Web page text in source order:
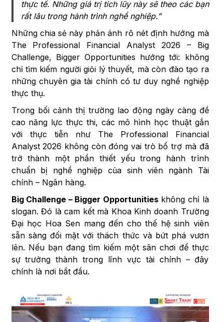
thực tế. Những giá trị tích lũy này sẽ theo các bạn
rất lâu trong hành trình nghề nghiệp.”
Những chia sẻ này phản ánh rõ nét định hướng mà
The Professional Financial Analyst 2026 – Big
Challenge, Bigger Opportunities hướng tới: không
chỉ tìm kiếm người giỏi lý thuyết, mà còn đào tạo ra
những chuyên gia tài chính có tư duy nghề nghiệp
thực thụ.
Trong bối cảnh thị trường lao động ngày càng đề
cao năng lực thực thi, các mô hình học thuật gắn
với thực tiễn như The Professional Financial
Analyst 2026 không còn đóng vai trò bổ trợ mà đã
trở thành một phần thiết yếu trong hành trình
chuẩn bị nghề nghiệp của sinh viên ngành Tài
chính – Ngân hàng.
Big Challenge – Bigger Opportunitieskhông chỉ là
slogan. Đó là cam kết mà Khoa Kinh doanh Trường
Đại học Hoa Sen mang đến cho thế hệ sinh viên
sẵn sàng đối mặt với thách thức và bứt phá vươn
lên. Nếu bạn đang tìm kiếm một sân chơi để thực
sự trưởng thành trong lĩnh vực tài chính – đây
chính là nơi bắt đầu.